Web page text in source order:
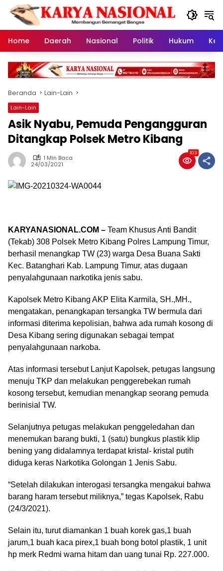
Langsung
konten
Home
Daerah Nasional Politik Hukum
Beranda Lain-Lain
Lain-Lain
Asik Nyabu, Pemuda Pengangguran
Ditangkap Polsek Metro Kibang
1 Min Baca
24/03/2021
103
KARYANASIONAL.COM – Team Khusus Anti Bandit
(Tekab) 308 Polsek Metro Kibang Polres Lampung Timur,
berhasil menangkap TW (23) warga Desa Buana Sakti
Kec. Batanghari Kab. Lampung Timur, atas dugaan
penyalahgunaan narkotika jenis sabu.
Kapolsek Metro Kibang AKP Elita Karmila, SH.,MH.,
mengatakan, penangkapan tersangka TW bermula dari
informasi diterima kepolisian, bahwa ada rumah kosong di
Desa Kibang sering digunakan sebagai tempat
penyalahgunaan narkoba.
Atas informasi tersebut Lanjut Kapolsek, petugas langsung
menuju TKP dan melakukan penggerebekan rumah
kosong tersebut, kemudian menangkap seorang pemuda
berinisial TW.
Selanjutnya petugas melakukan penggeledahan dan
menemukan barang bukti, 1 (satu) bungkus plastik klip
bening yang didalamnya terdapat kristal- kristal putih
diduga keras Narkotika Golongan 1 Jenis Sabu.
“Setelah dilakukan interogasi tersangka mengakui bahwa
barang haram tersebut miliknya,” tegas Kapolsek, Rabu
(24/3/2021).
Selain itu, turut diamankan 1 buah korek gas,1 buah
jarum,1 buah kaca pirex,1 buah bong botol plastik, 1 unit
hp merk Redmi warna hitam dan uang tunai Rp. 227.000.